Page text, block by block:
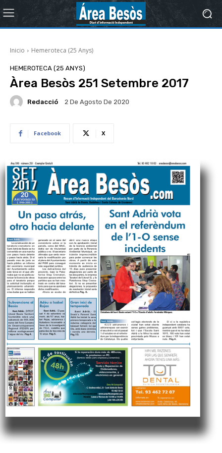
Inicio Hemeroteca (25 Anys)
HEMEROTECA (25 ANYS)
Àrea Besòs 251 Setembre 2017
Redacció 2 De Agosto De 2020
Facebook X